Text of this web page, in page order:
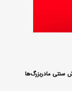
سنتی مادربزرگ‌ها